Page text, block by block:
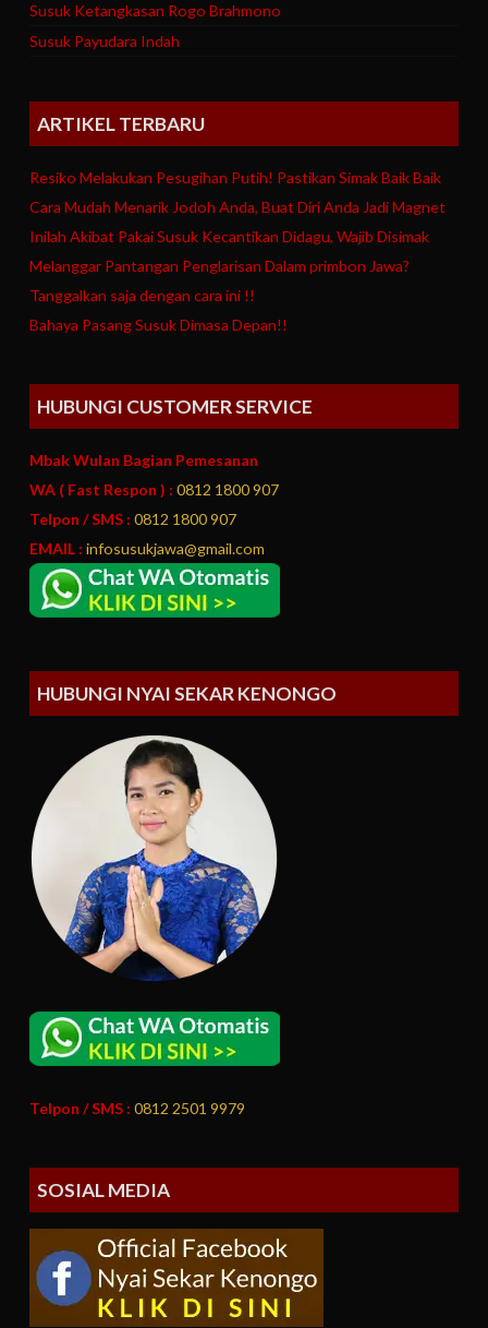
Susuk Ketangkasan Rogo Brahmono
Susuk Payudara Indah
ARTIKEL TERBARU
Resiko Melakukan Pesugihan Putih! Pastikan Simak Baik Baik
Cara Mudah Menarik Jodoh Anda, Buat Diri Anda Jadi Magnet
Inilah Akibat Pakai Susuk Kecantikan Didagu, Wajib Disimak
Melanggar Pantangan Penglarisan Dalam primbon Jawa?
Tanggalkan saja dengan cara ini !!
Bahaya Pasang Susuk Dimasa Depan!!
HUBUNGI CUSTOMER SERVICE
Mbak Wulan Bagian Pemesanan
WA ( Fast Respon ) : 0812 1800 907
Telpon / SMS : 0812 1800 907
EMAIL : infosusukjawa@gmail.com
HUBUNGI NYAI SEKAR KENONGO
Telpon / SMS : 0812 2501 9979
SOSIAL MEDIA